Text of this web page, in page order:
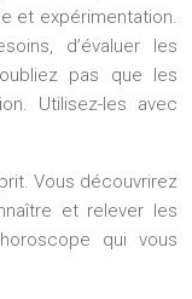
et expérimentation.
d’évaluer les
pas que les
Utilisez-les avec
Vous découvrirez
et relever les
qui vous